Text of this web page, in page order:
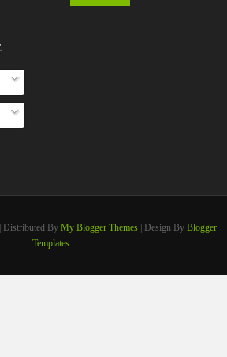
Distributed By My Blogger Themes| Design By Blogger
Templates